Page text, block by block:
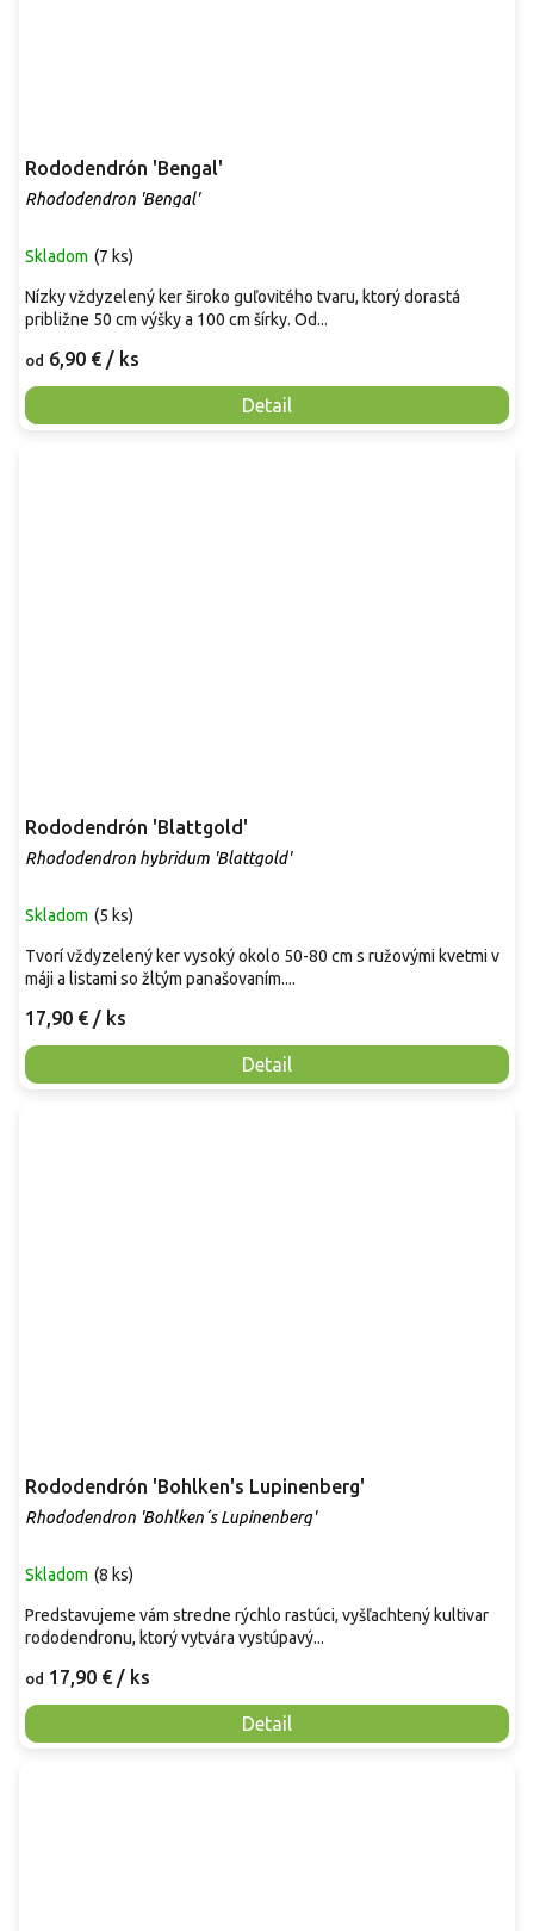
Rododendrón 'Bengal'
Rhododendron 'Bengal'
Skladom (7 ks)
od 6,90 € / ks
Detail
Nízky vždyzelený ker široko guľovitého tvaru, ktorý dorastá
približne 50 cm výšky a 100 cm šírky. Od...
Rododendrón 'Blattgold'
Rhododendron hybridum 'Blattgold'
Skladom (5 ks)
17,90 € / ks
Detail
Tvorí vždyzelený ker vysoký okolo 50-80 cm s ružovými kvetmi v
máji a listami so žltým panašovaním....
Rododendrón 'Bohlken's Lupinenberg'
Rhododendron 'Bohlken´s Lupinenberg'
Skladom (8 ks)
od 17,90 € / ks
Detail
Predstavujeme vám stredne rýchlo rastúci, vyšľachtený kultivar
rododendronu, ktorý vytvára vystúpavý...